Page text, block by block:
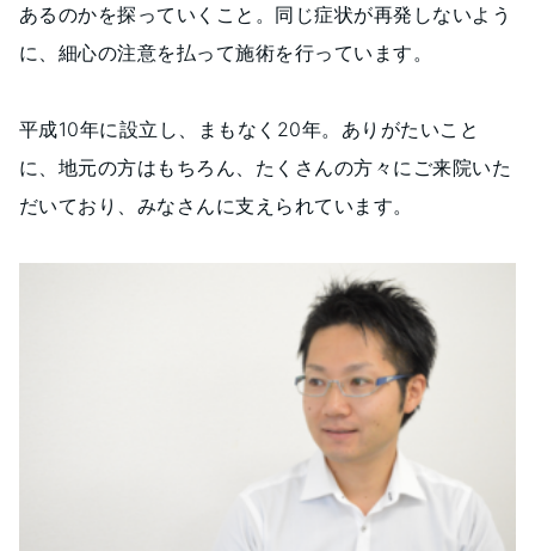
あるのかを探っていくこと。同じ症状が再発しないよう
に、細心の注意を払って施術を行っています。
平成10年に設立し、まもなく20年。ありがたいこと
に、地元の方はもちろん、たくさんの方々にご来院いた
だいており、みなさんに支えられています。